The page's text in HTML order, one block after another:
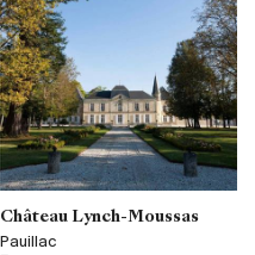
Château Lynch-Moussas
Pauillac